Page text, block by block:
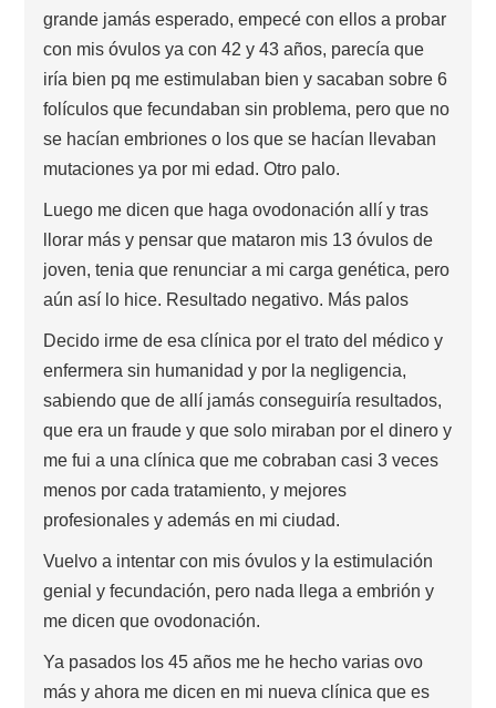
grande jamás esperado, empecé con ellos a probar
con mis óvulos ya con 42 y 43 años, parecía que
iría bien pq me estimulaban bien y sacaban sobre 6
folículos que fecundaban sin problema, pero que no
se hacían embriones o los que se hacían llevaban
mutaciones ya por mi edad. Otro palo.
Luego me dicen que haga ovodonación allí y tras
llorar más y pensar que mataron mis 13 óvulos de
joven, tenia que renunciar a mi carga genética, pero
aún así lo hice. Resultado negativo. Más palos
Decido irme de esa clínica por el trato del médico y
enfermera sin humanidad y por la negligencia,
sabiendo que de allí jamás conseguiría resultados,
que era un fraude y que solo miraban por el dinero y
me fui a una clínica que me cobraban casi 3 veces
menos por cada tratamiento, y mejores
profesionales y además en mi ciudad.
Vuelvo a intentar con mis óvulos y la estimulación
genial y fecundación, pero nada llega a embrión y
me dicen que ovodonación.
Ya pasados los 45 años me he hecho varias ovo
más y ahora me dicen en mi nueva clínica que es